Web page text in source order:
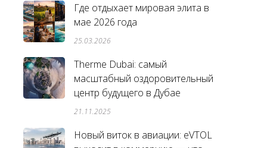
Где отдыхает мировая элита в
мае 2026 года
25.03.2026
Therme Dubai: самый
масштабный оздоровительный
центр будущего в Дубае
21.11.2025
Новый виток в авиации: eVTOL